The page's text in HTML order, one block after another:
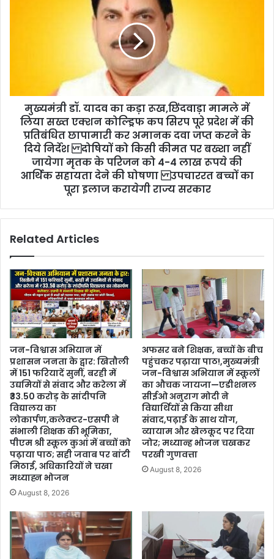
मुख्यमंत्री डॉ. यादव का कड़ा रूख,छिंदवाड़ा मामले में
लिया सख्त एक्शन कोल्ड्रिफ कप सिरप पूरे प्रदेश में की
प्रतिबंधित छापामारी कर अमानक दवा जप्त करने के
दिये निर्देश दोषियों को किसी कीमत पर बख्शा नहीं
जायेगा मृतक के परिजन को 4-4 लाख रूपये की
आर्थिक सहायता देने की घोषणा उपचाररत बच्चों का
पूरा इलाज करायेगी राज्य सरकार
Related Articles
जन-विश्वास अभियान में
प्रशासन जनता के द्वार: खितौली
में 151 फरियादें सुनीं, बरही में
उद्यमियों से संवाद और करेला में
₹33.50 करोड़ के सांदीपनि
विद्यालय का
लोकार्पण,कलेक्टर-एसपी ने
संभाली शिक्षक की भूमिका,
पीएम श्री स्कूल कुआं में बच्चों को
पढ़ाया पाठ; सही जवाब पर बांटी
मिठाई, अधिकारियों ने चखा
मध्याह्न भोजन
August 8, 2026
अफसर बने शिक्षक, बच्चों के बीच
पहुंचकर पढ़ाया पाठ!,मुख्यमंत्री
जन-विश्वास अभियान में स्कूलों
का औचक जायजा—एडीशनल
सीईओ अनुराग मोदी ने
विद्यार्थियों से किया सीधा
संवाद,पढ़ाई के साथ योग,
व्यायाम और खेलकूद पर दिया
जोर; मध्यान्ह भोजन चखकर
परखी गुणवत्ता
August 8, 2026